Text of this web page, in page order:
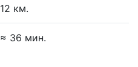
12 км.
≈ 36 мин.